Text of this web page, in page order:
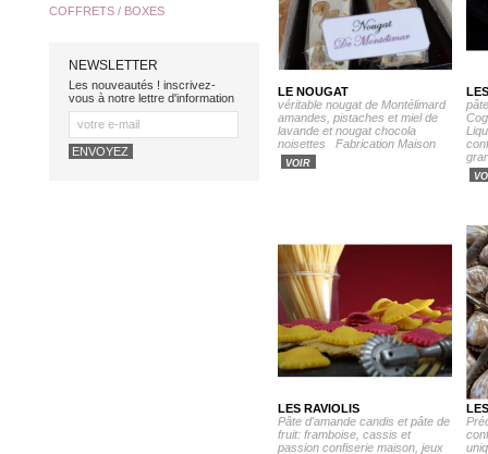
LE NOUGAT
véritable nougat de Montélimard
amandes, pistaches et miel de
lavande et nougat chocola
noisettes Fabrication Maison
VOIR
LES RAVIOLIS
Pâte d'amande candis et pâte de
fruit: framboise, cassis et
passion confiserie maison, jeux
COFFRETS / BOXES
NEWSLETTER
Les nouveautés ! inscrivez-
vous à notre lettre d'information